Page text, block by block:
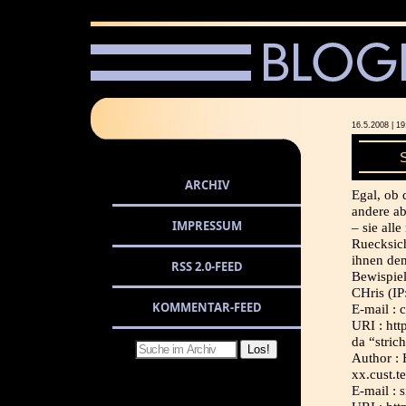
16.5.2008 |
Egal, ob
andere
– sie alle
ihnen
CHris
E-mail :
URI :
da
Author :
E-mail :
ARCHIV
IMPRESSUM
RSS 2.0-FEED
KOMMENTAR-FEED